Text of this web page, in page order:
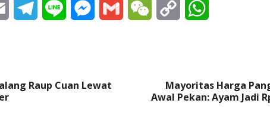
Email Telegram
Line Messenger
Gmail WeChat Copy
Raup Cuan Lewat
Mayoritas Harga
Awal Pekan: Ayam Jadi